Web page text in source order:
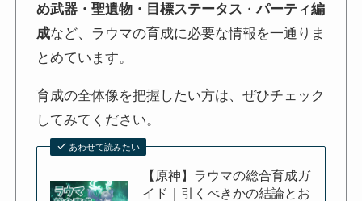
め武器・聖遺物・目標ステータス ・パーティ編
成など、ラウマの育成に必要な情報を一通りま
とめています。
育成の全体像を把握したい方は、ぜひチェック
してみてください。
あわせて読みたい
【原神】ラウマの総合育成ガ
イド｜引くべきかの結論とお